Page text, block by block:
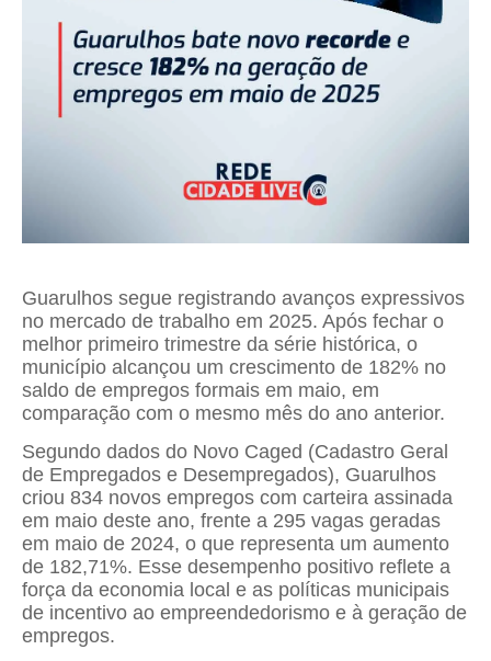
Guarulhos segue registrando avanços expressivos
no mercado de trabalho em 2025. Após fechar o
melhor primeiro trimestre da série histórica, o
município alcançou um crescimento de 182% no
saldo de empregos formais em maio, em
comparação com o mesmo mês do ano anterior.
Segundo dados do Novo Caged (Cadastro Geral
de Empregados e Desempregados), Guarulhos
criou 834 novos empregos com carteira assinada
em maio deste ano, frente a 295 vagas geradas
em maio de 2024, o que representa um aumento
de 182,71%. Esse desempenho positivo reflete a
força da economia local e as políticas municipais
de incentivo ao empreendedorismo e à geração de
empregos.